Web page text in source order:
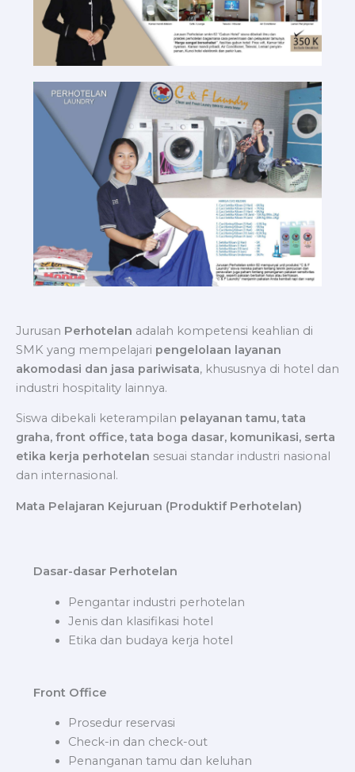
Jurusan Perhotelan adalah kompetensi keahlian di
SMK yang mempelajari pengelolaan layanan
akomodasi dan jasa pariwisata, khususnya di hotel dan
industri hospitality lainnya.
Siswa dibekali keterampilan pelayanan tamu, tata
graha, front office, tata boga dasar, komunikasi, serta
etika kerja perhotelan sesuai standar industri nasional
dan internasional.
Mata Pelajaran Kejuruan (Produktif Perhotelan)
Dasar-dasar Perhotelan
Pengantar industri perhotelan
Jenis dan klasifikasi hotel
Etika dan budaya kerja hotel
Front Office
Prosedur reservasi
Check-in dan check-out
Penanganan tamu dan keluhan